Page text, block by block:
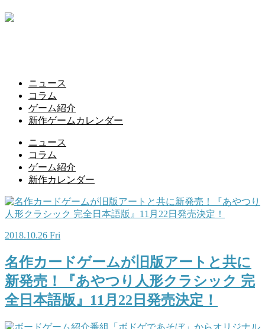
ニュース
コラム
ゲーム紹介
新作ゲームカレンダー
ニュース
コラム
ゲーム紹介
新作カレンダー
2018.10.26 Fri
名作カードゲームが旧版アートと共に
新発売！『あやつり人形クラシック 完
全日本語版』11月22日発売決定！